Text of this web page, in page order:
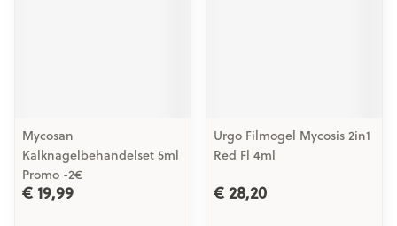
Mycosan
Kalknagelbehandelset 5ml
Promo -2€
€ 19,99
Urgo Filmogel Mycosis 2in1
Red Fl 4ml
€ 28,20